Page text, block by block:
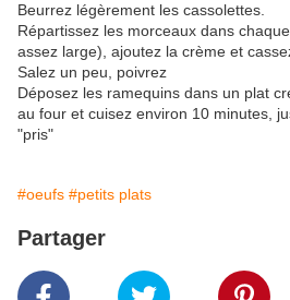
Beurrez légèrement les cassolettes.
Répartissez les morceaux dans
assez large), ajoutez la crème et
Salez un peu, poivrez
Déposez les ramequins dans un plat
au four et cuisez environ 10 minutes,
"pris"
#oeufs #petits plats
Partager